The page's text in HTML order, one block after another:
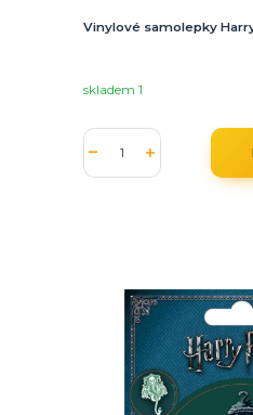
Vinylové samolepky
skladem 1